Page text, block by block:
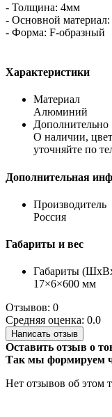
- Толщина: 4мм
- Основной
- Форма: F-образный
Характеристики
Материал
Алюминий
Дополнительно
О наличии,
уточняйте по
Дополнительная
Производитель
Россия
Габариты и вес
Габариты
17×6×600 мм
Отзывов: 0
Средняя оценка: 0.0
Написать отзыв
Оставить отзыв о
Так мы формируем
Нет отзывов об этом